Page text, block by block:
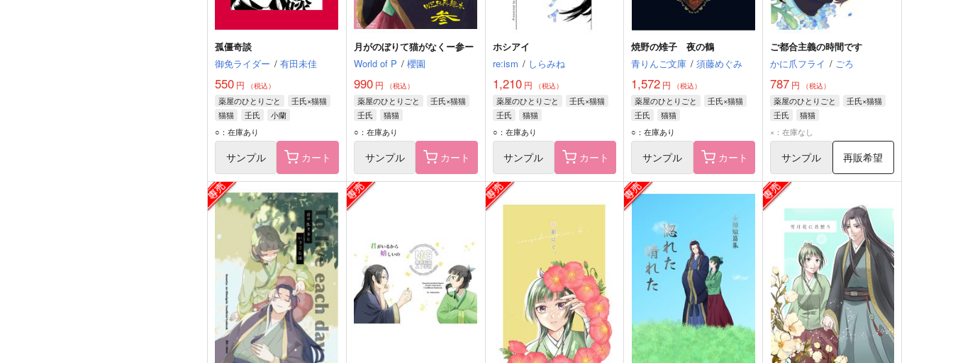
孤僵奇談
御免ライダー / 有田未佳
550 円 （税込）
薬屋のひとりごと
壬氏×猫猫
猫猫
壬氏
小蘭
○：在庫あり
サンプル カート
月がのぼりて猫がなくー参ー
World of P / 櫻園
990円 （税込）
薬屋のひとりごと
壬氏×猫猫
壬氏
猫猫
○：在庫あり
サンプル カート
ホシアイ
re:ism / しらみね
1,210円 （税込）
薬屋のひとりごと
壬氏×猫猫
壬氏
猫猫
○：在庫あり
サンプル カート
焼野の雉子 夜の鶴
青りんご文庫 / 須藤めぐみ
1,572 円 （税込）
薬屋のひとりごと
壬氏×猫猫
壬氏
猫猫
○：在庫あり
サンプル カート
ご都合主義の時間です
かに爪フライ / ごろ
787 円 （税込）
薬屋のひとりごと
壬氏×猫猫
壬氏
猫猫
×：在庫なし
サンプル 再販希望